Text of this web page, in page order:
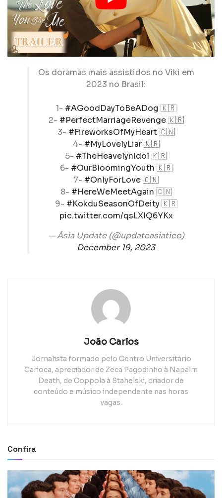
Os doramas mais assistidos no Viki em
2023 no Brasil:
1- #AGoodDayToBeADog 🇰🇷
2- #PerfectMarriageRevenge🇰🇷
3- #FireworksOfMyHeart🇨🇳
4- #MyLovelyLiar🇰🇷
5- #TheHeavelynIdol 🇰🇷
6- #OurBloomingYouth 🇰🇷
7- #OnlyForLove🇨🇳
8- #HereWeMeetAgain 🇨🇳
9- #KokduSeasonOfDeity🇰🇷
pic.twitter.com/qsLXIQ6YKx
— Ásia Update (@updateasiatico)
December 19, 2023
João Carlos
Jornalista formado pelo Centro Universitário
Carioca, apreciador de Zeca Pagodinho à Napalm
Death, de Coppola à Stahelski, criador de
conteúdo e músico independente nas horas
vagas.
Confira